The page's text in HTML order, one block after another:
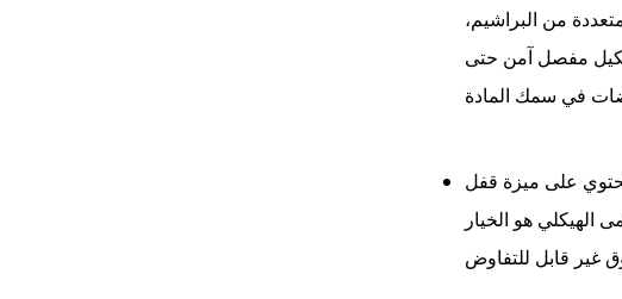
من البراشيم،
مفصل آمن حتى
على ميزة قفل
الهيكلي هو الخيار